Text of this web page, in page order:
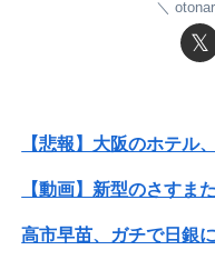
糸谷哲郎九段の哲学的
𝕏
【動画】新型のさすま